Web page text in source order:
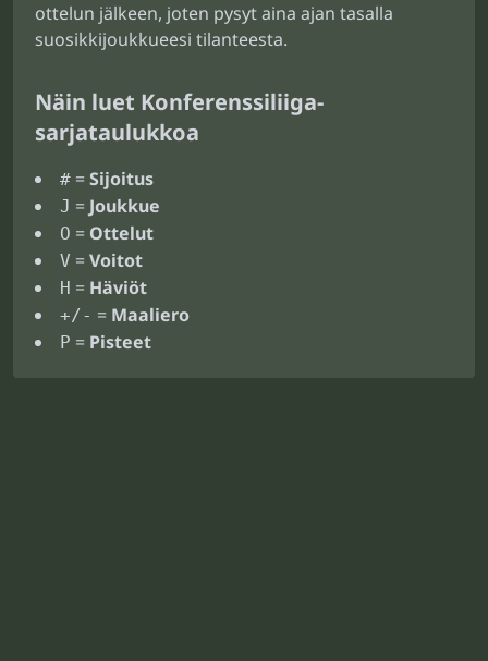
ottelun jälkeen, joten pysyt aina ajan tasalla
suosikkijoukkueesi tilanteesta.
Näin luet Konferenssiliiga-
sarjataulukkoa
# =Sijoitus
J = Joukkue
O = Ottelut
V =Voitot
H = Häviöt
+/- = Maaliero
P = Pisteet